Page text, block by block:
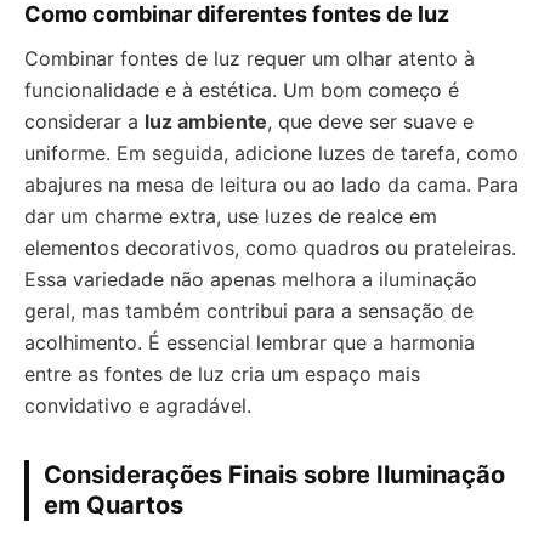
Como combinar diferentes fontes de luz
Combinar fontes de luz requer um olhar atento à
funcionalidade e à estética. Um bom começo é
considerar a luz ambiente, que deve ser suave e
uniforme. Em seguida, adicione luzes de tarefa, como
abajures na mesa de leitura ou ao lado da cama. Para
dar um charme extra, use luzes de realce em
elementos decorativos, como quadros ou prateleiras.
Essa variedade não apenas melhora a iluminação
geral, mas também contribui para a sensação de
acolhimento. É essencial lembrar que a harmonia
entre as fontes de luz cria um espaço mais
convidativo e agradável.
Considerações Finais sobre Iluminação
em Quartos